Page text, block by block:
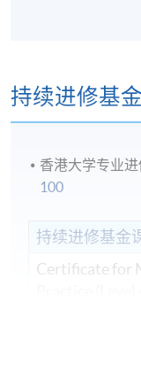
持续进修基金
香港大学专业
100
持续进修基金
Certificate for
證書（單元：